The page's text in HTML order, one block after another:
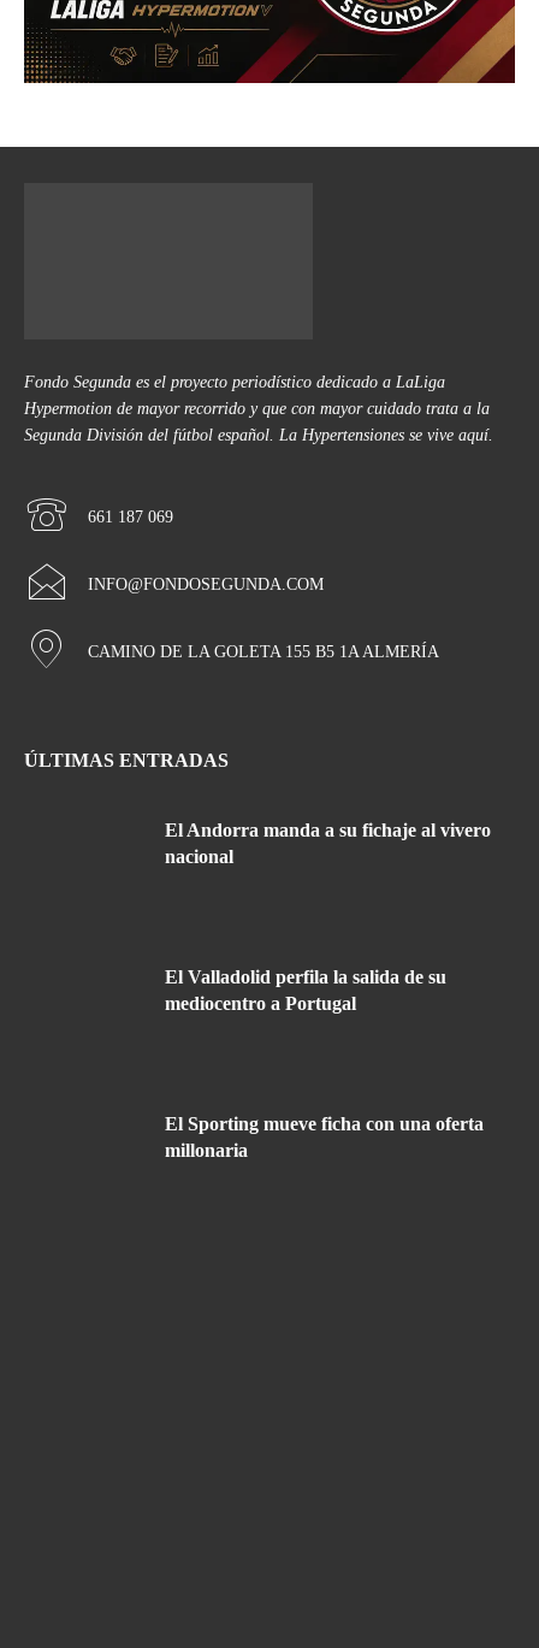
Fondo Segunda es el proyecto periodístico dedicado a LaLiga
Hypermotion de mayor recorrido y que con mayor cuidado trata a la
Segunda División del fútbol español. La Hypertensiones se vive aquí.
661 187 069
INFO@FONDOSEGUNDA.COM
CAMINO DE LA GOLETA 155 B5 1A ALMERÍA
ÚLTIMAS ENTRADAS
El Andorra manda a su fichaje al vivero
nacional
El Valladolid perfila la salida de su
mediocentro a Portugal
El Sporting mueve ficha con una oferta
millonaria